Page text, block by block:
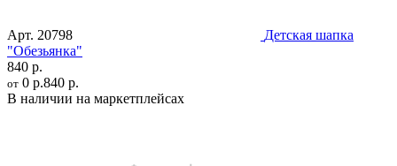
Арт. 20798
Детская шапка
"Обезьянка"
840 р.
от 0 р.840 р.
В наличии на маркетплейсах